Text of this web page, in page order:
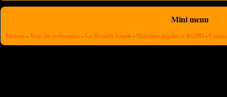
Mini menu
Maison -Tous les webcomics - La librairie Lapin - Mentions légales et RGPD -